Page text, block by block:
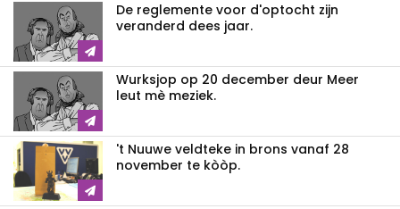
De reglemente voor d'optocht zijn
veranderd dees jaar.
Wurksjop op 20 december deur Meer
leut mè meziek.
't Nuuwe veldteke in brons vanaf 28
november te kòòp.